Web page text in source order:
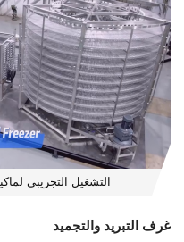
التشغيل التجريبي
غرف التبريد والتجميد